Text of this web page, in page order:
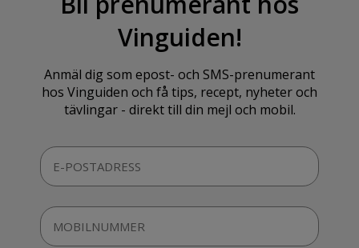
Vinguiden!
Anmäl dig som epost- och SMS-prenumerant
hos Vinguiden och få tips, recept, nyheter och
tävlingar - direkt till din mejl och mobil.